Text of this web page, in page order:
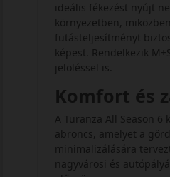
ideális fékezést nyújt
környezetben,
futásteljesítményt
képest. Rendelkezik
jelöléssel is.
Komfort és
A Turanza All Season 6
abroncs, amelyet a
minimalizálására
nagyvárosi és